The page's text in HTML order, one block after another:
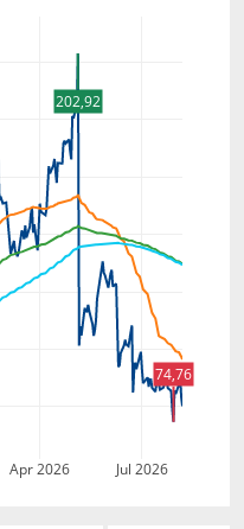
Apr 2026 Jul 2026
202,92
74,76